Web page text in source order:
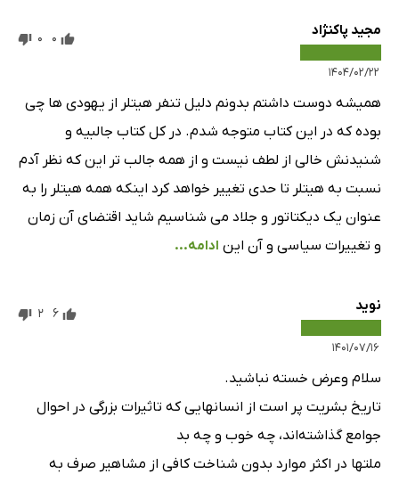
مجید پاکنژاد
۱۴۰۴/۰۲/۲۲
0
0
همیشه دوست داشتم بدونم دلیل تنفر هیتلر از یهودی ها چی
بوده که در این کتاب متوجه شدم. در کل کتاب جالبیه و
شنیدنش خالی از لطف نیست و از همه جالب تر این که نظر آدم
نسبت به هیتلر تا حدی تغییر خواهد کرد اینکه همه هیتلر را به
عنوان یک دیکتاتور و جلاد می شناسیم شاید اقتضای آن زمان
و تغییرات سیاسی و آن این ادامه...
نوید
۱۴۰۱/۰۷/۱۶
6
2
سلام وعرض خسته نباشید.
تاریخ بشریت پر است از انسانهایی که تاثیرات بزرگی در احوال
جوامع گذاشته‌اند، چه خوب و چه بد
ملتها در اکثر موارد بدون شناخت کافی از مشاهیر صرف به